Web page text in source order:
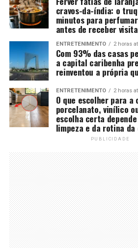
cravos-da-índia: o
minutos para
antes de receber
ENTRETENIMENTO 2 horas
Com 93% das casas
a capital caribenha
reinventou a própria
ENTRETENIMENTO 2 horas
O que escolher para a
porcelanato, vinílico
escolha certa
limpeza e da rotina da
PUBLICIDADE